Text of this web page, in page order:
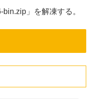
」を解凍する。